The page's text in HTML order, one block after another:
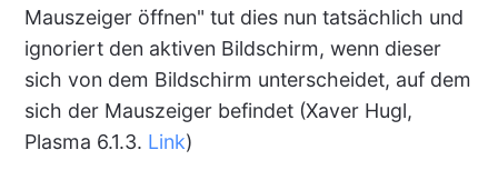
Mauszeiger öffnen" tut dies nun tatsächlich und
ignoriert den aktiven Bildschirm, wenn dieser
sich von dem Bildschirm unterscheidet, auf dem
sich der Mauszeiger befindet (Xaver Hugl,
Plasma 6.1.3. Link)